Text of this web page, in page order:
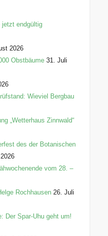
jetzt endgültig
2026
Obstbäume 31. Juli
Wieviel Bergbau
„Wetterhaus Zinnwald“
des der Botanischen
vom 28. –
Rochhausen 26. Juli
Der Spar-Uhu geht um!